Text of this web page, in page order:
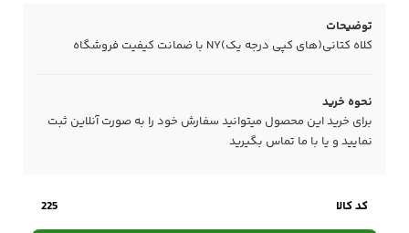
توضیحات
کلاه کتانی(های کپی درجه یک)NY با ضمانت کیفیت فروشگاه
نحوه خرید
برای خرید این محصول میتوانید سفارش خود را به صورت آنلاین ثبت
نمایید و یا با ما تماس بگیرید
کد کالا 225